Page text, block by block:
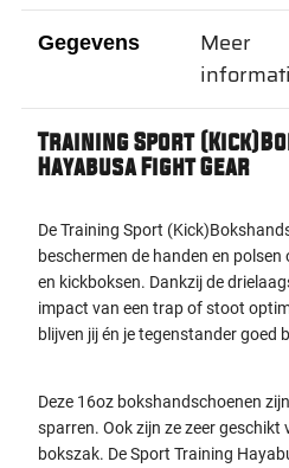
Gegevens
Training Sport
Hayabusa Fight Gear
De Training Sport
beschermen de handen en
en kickboksen. Dankzij de
impact van een trap of stoot
blijven jij én je tegenstander goed
Deze 16oz bokshandschoenen
sparren. Ook zijn ze zeer
bokszak. De Sport Training
Meer